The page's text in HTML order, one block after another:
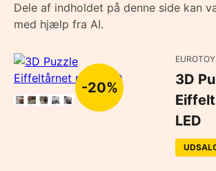
Dele af indholdet på denne side kan
med hjælp fra AI.
-20%
3D
LED